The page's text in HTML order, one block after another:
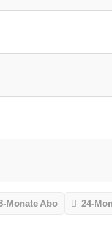
Monate Abo 24-